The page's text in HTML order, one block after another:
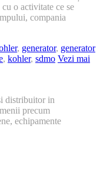
o activitate ce se
compania
, generator, generator
, kohler, sdmo Vezi mai
distribuitor in
precum
echipamente